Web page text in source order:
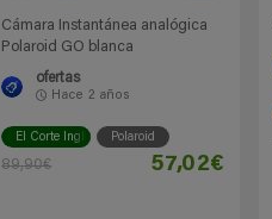
Cámara Instantánea analógica
Polaroid GO blanca
ofertas
Hace 2 años
El Corte Inglés Polaroid
89,90€ 57,02€